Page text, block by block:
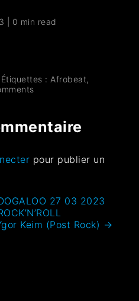
0 min read
Étiquettes : Afrobeat,
pour publier un
27 03 2023
Keim (Post Rock) →